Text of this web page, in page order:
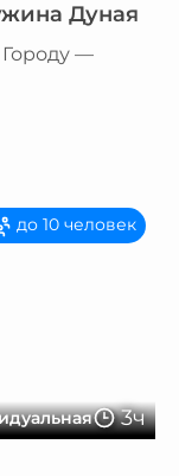
Дуная
—
3ч
до 10 человек